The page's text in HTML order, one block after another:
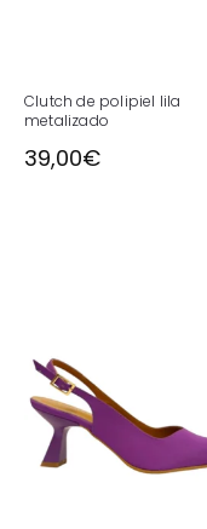
Clutch de polipiel lila
metalizado
39,00€